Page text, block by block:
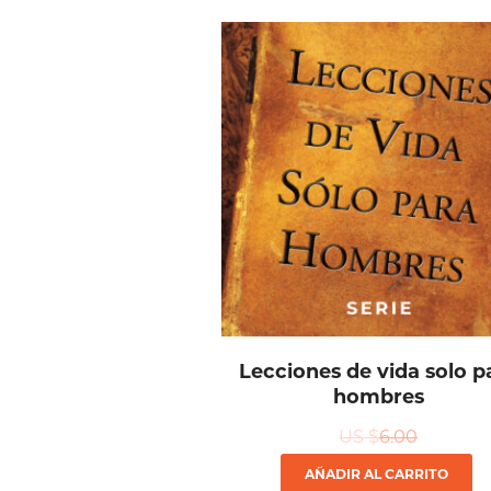
Lecciones de vida solo
hombres
US $6.00
AÑADIR AL CARRITO